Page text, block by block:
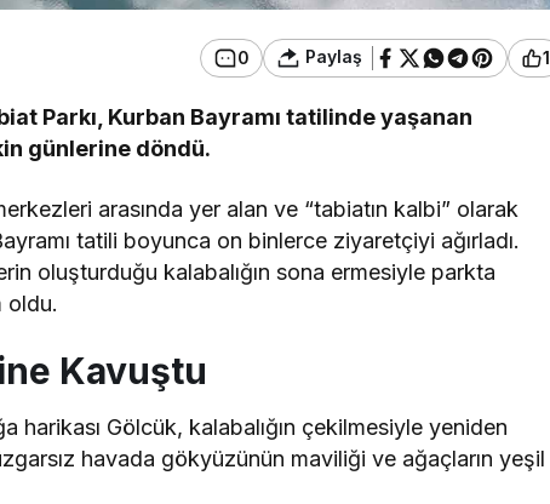
0 Paylaş 1
Parkı, Kurban Bayramı tatilinde yaşanan
günlerine döndü.
arasında yer alan ve “tabiatın kalbi” olarak
tatili boyunca on binlerce ziyaretçiyi ağırladı.
oluşturduğu kalabalığın sona ermesiyle parkta
oldu.
Kavuştu
harikası Gölcük, kalabalığın çekilmesiyle yeniden
havada gökyüzünün maviliği ve ağaçların yeşil